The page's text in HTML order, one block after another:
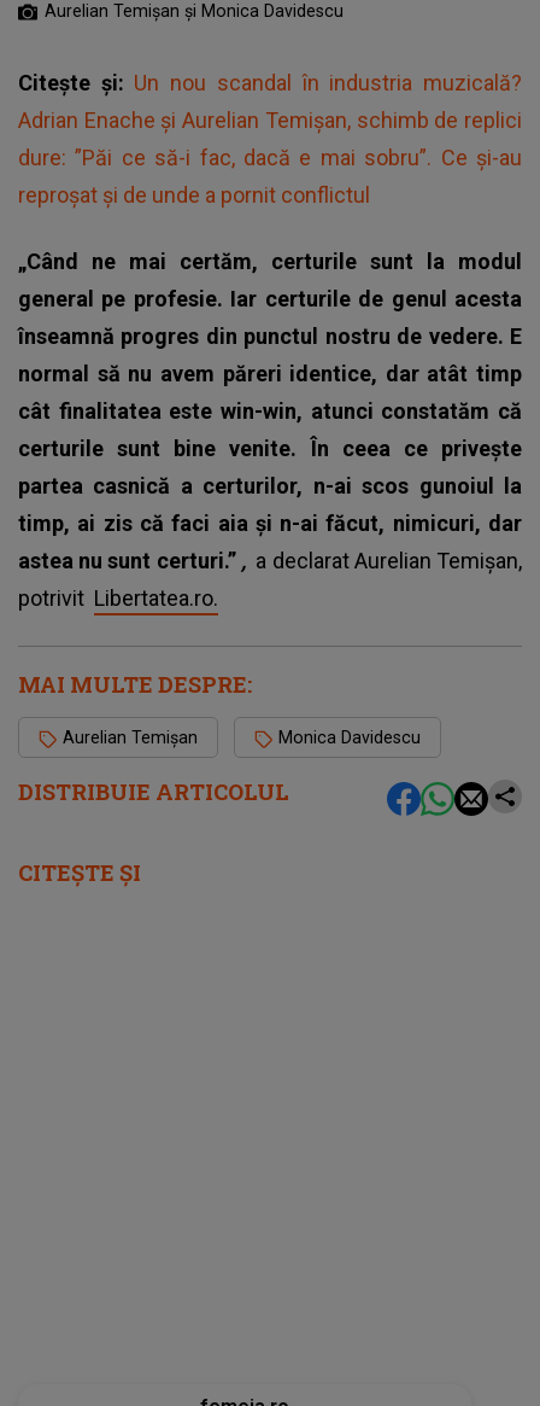
DISTRIBUIE ARTICOLUL
Aurelian Temișan și Monica Davidescu
Citește și: Un nou scandal în industria muzicală?
Adrian Enache și Aurelian Temişan, schimb de replici
dure: ”Păi ce să-i fac, dacă e mai sobru”. Ce și-au
reproșat și de unde a pornit conflictul
„Când ne mai certăm, certurile sunt la modul
general pe profesie. Iar certurile de genul acesta
înseamnă progres din punctul nostru de vedere. E
normal să nu avem păreri identice, dar atât timp
cât finalitatea este win-win, atunci constatăm că
certurile sunt bine venite. În ceea ce privește
partea casnică a certurilor, n-ai scos gunoiul la
timp, ai zis că faci aia și n-ai făcut, nimicuri, dar
astea nu sunt certuri.” , a declarat Aurelian Temișan,
potrivit Libertatea.ro.
MAI MULTE DESPRE:
Aurelian Temişan Monica Davidescu
CITEȘTE ȘI